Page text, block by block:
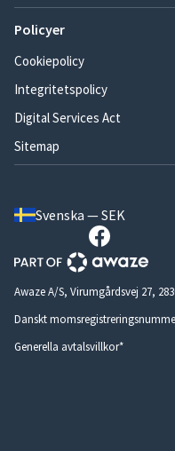
Policyer
Cookiepolicy
Integritetspolicy
Digital Services Act
Sitemap
Svenska — SEK
Awaze A/S, Virumgårdsvej 27,
Danskt
Generella avtalsvillkor*